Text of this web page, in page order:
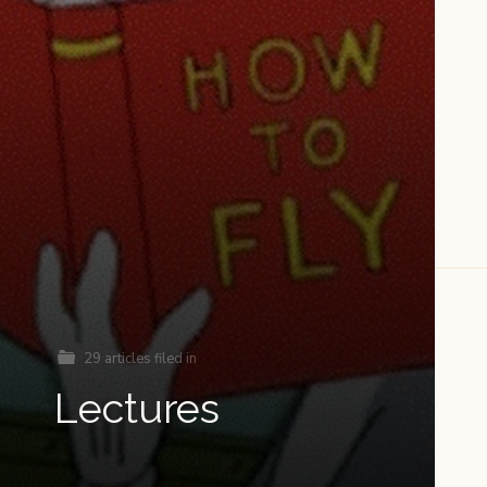
29 articles filed in
Lectures